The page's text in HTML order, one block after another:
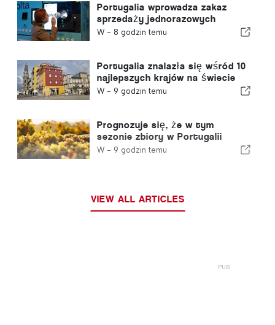
Portugalia wprowadza zakaz
sprzedaży jednorazowych
pojemników na napoje bez znaku
W - 8 godzin temu
Portugalia znalazła się wśród 10
najlepszych krajów na świecie
dla emigrantów
W - 9 godzin temu
Prognozuje się, że w tym
sezonie zbiory w Portugalii
wzrosną o 12%
W - 9 godzin temu
VIEW ALL ARTICLES